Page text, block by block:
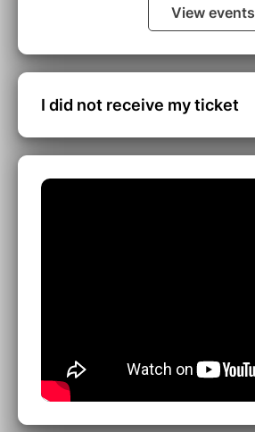
View events
I did not receive my ticket